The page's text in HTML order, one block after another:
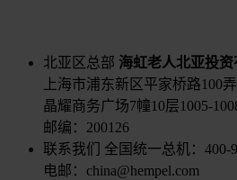
北亚区总部 海虹老人北亚投资
上海市浦东新区平家桥路100
晶耀商务广场7幢10层1005-
邮编：200126
联系我们
全国统一总机：400-
电邮：china@hempel.com